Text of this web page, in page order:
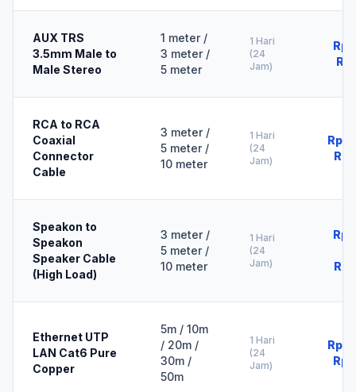
AUX TRS
3.5mm Male to
Male Stereo
1 meter /
3 meter /
5 meter
1 Hari
(24
Jam)
RCA to RCA
Coaxial
Connector
Cable
3 meter /
5 meter /
10 meter
1 Hari
(24
Jam)
Speakon to
Speakon
Speaker Cable
(High Load)
3 meter /
5 meter /
10 meter
1 Hari
(24
Jam)
Ethernet UTP
LAN Cat6 Pure
Copper
5m / 10m
/ 20m /
30m /
50m
1 Hari
(24
Jam)